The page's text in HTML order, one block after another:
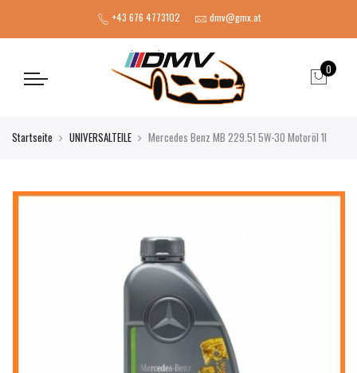
+43 676 4773102 dmv@gmx.at
0
Startseite UNIVERSALTEILE Mercedes Benz MB 229.51 5W-30 Motoröl 1l